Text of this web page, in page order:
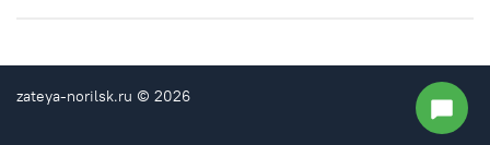
zateya-norilsk.ru © 2026